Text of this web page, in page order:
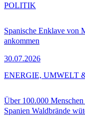
Spanische Enklave von
ankommen
30.07.2026
POLITIK
Über 100.000
Spanien Waldbrände
ENERGIE, UMWELT